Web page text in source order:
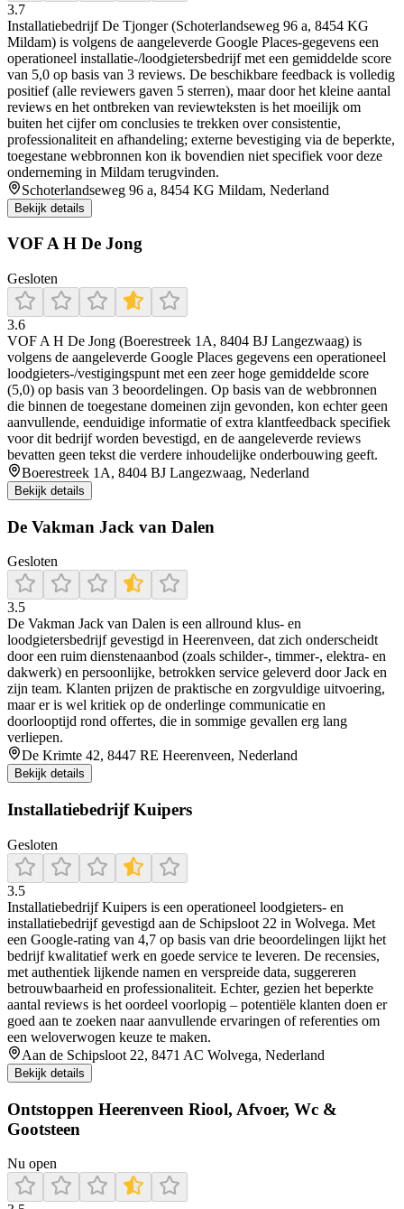
3.7
Installatiebedrijf De Tjonger (Schoterlandseweg 96 a, 8454 KG
Mildam) is volgens de aangeleverde Google Places-gegevens een
operationeel installatie-/loodgietersbedrijf met een gemiddelde score
van 5,0 op basis van 3 reviews. De beschikbare feedback is volledig
positief (alle reviewers gaven 5 sterren), maar door het kleine aantal
reviews en het ontbreken van reviewteksten is het moeilijk om
buiten het cijfer om conclusies te trekken over consistentie,
professionaliteit en afhandeling; externe bevestiging via de beperkte,
toegestane webbronnen kon ik bovendien niet specifiek voor deze
onderneming in Mildam terugvinden.
Schoterlandseweg 96 a, 8454 KG Mildam, Nederland
Bekijk details
VOF A H De Jong
Gesloten
3.6
VOF A H De Jong (Boerestreek 1A, 8404 BJ Langezwaag) is
volgens de aangeleverde Google Places gegevens een operationeel
loodgieters-/vestigingspunt met een zeer hoge gemiddelde score
(5,0) op basis van 3 beoordelingen. Op basis van de webbronnen
die binnen de toegestane domeinen zijn gevonden, kon echter geen
aanvullende, eenduidige informatie of extra klantfeedback specifiek
voor dit bedrijf worden bevestigd, en de aangeleverde reviews
bevatten geen tekst die verdere inhoudelijke onderbouwing geeft.
Boerestreek 1A, 8404 BJ Langezwaag, Nederland
Bekijk details
De Vakman Jack van Dalen
Gesloten
3.5
De Vakman Jack van Dalen is een allround klus- en
loodgietersbedrijf gevestigd in Heerenveen, dat zich onderscheidt
door een ruim dienstenaanbod (zoals schilder-, timmer-, elektra- en
dakwerk) en persoonlijke, betrokken service geleverd door Jack en
zijn team. Klanten prijzen de praktische en zorgvuldige uitvoering,
maar er is wel kritiek op de onderlinge communicatie en
doorlooptijd rond offertes, die in sommige gevallen erg lang
verliepen.
De Krimte 42, 8447 RE Heerenveen, Nederland
Bekijk details
Installatiebedrijf Kuipers
Gesloten
3.5
Installatiebedrijf Kuipers is een operationeel loodgieters- en
installatiebedrijf gevestigd aan de Schipsloot 22 in Wolvega. Met
een Google‑rating van 4,7 op basis van drie beoordelingen lijkt het
bedrijf kwalitatief werk en goede service te leveren. De recensies,
met authentiek lijkende namen en verspreide data, suggereren
betrouwbaarheid en professionaliteit. Echter, gezien het beperkte
aantal reviews is het oordeel voorlopig – potentiële klanten doen er
goed aan te zoeken naar aanvullende ervaringen of referenties om
een weloverwogen keuze te maken.
Aan de Schipsloot 22, 8471 AC Wolvega, Nederland
Bekijk details
Ontstoppen Heerenveen Riool, Afvoer, Wc &
Gootsteen
Nu open